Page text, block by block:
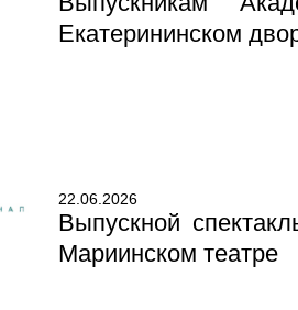
Екатерининском
22.06.2026
Выпускной
Мариинском театре